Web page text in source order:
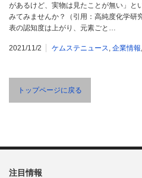
があるけど、実物は見たことが無い」と
みてみませんか？（引用：高純度化学
表の認知度は上がり、元素ごと…
2021/11/2 ケムステニュース, 企業情報,
トップページに戻る
注目情報